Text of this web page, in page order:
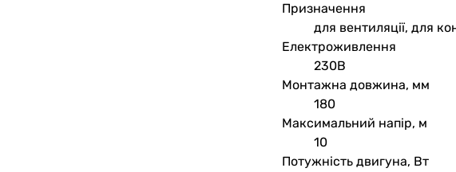
Призначення
для вентиляції, для
Електроживлення
230В
Монтажна довжина, мм
180
Максимальний напір, м
10
Потужність двигуна, Вт